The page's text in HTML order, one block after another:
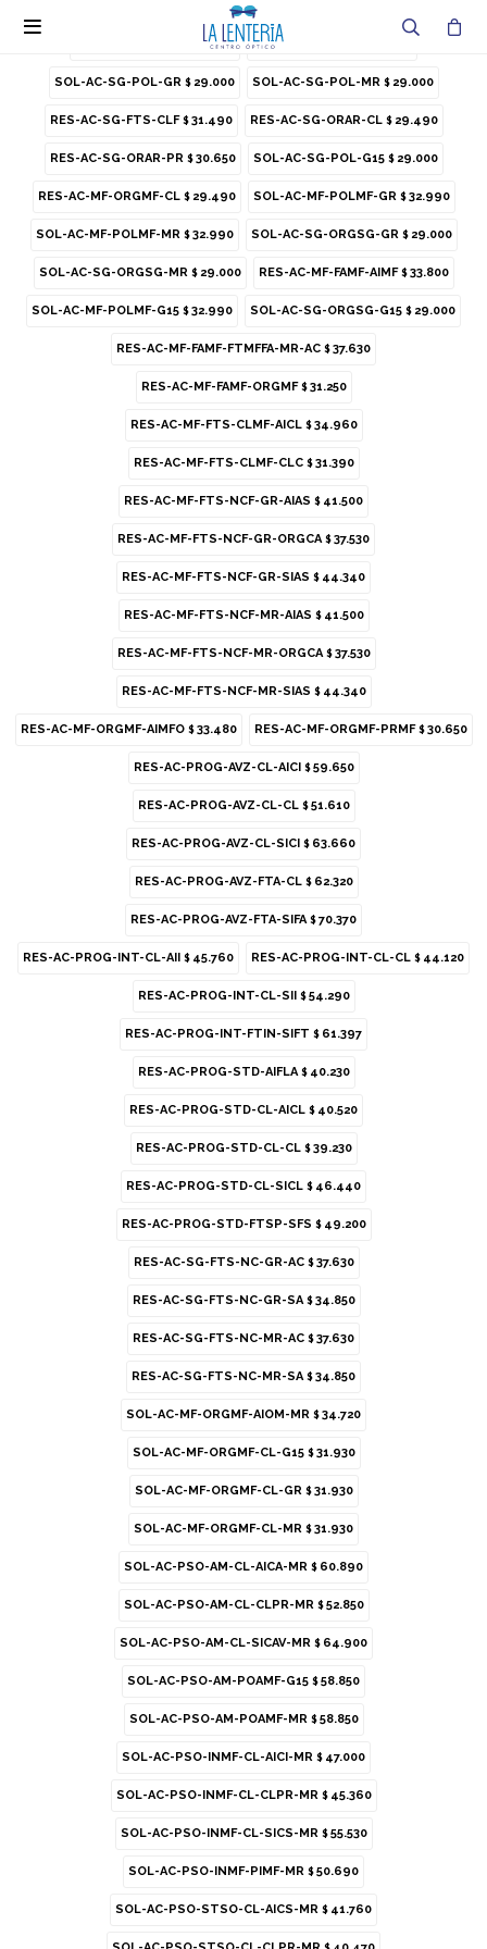

Prada sol SPR 17W - 1AB-5S0
SPR 17W 1AB-5S0
Desde
$ 25.500
$ 24.750
Variantes:
RES-AC-OC-FLAO
34.490 RES-AC-OC-SIOC
SOL-AC-SG-POL-GR $ 29.000 SOL-AC-SG-POL-MR $ 29.000
RES-AC-SG-FTS-CLF $ 31.490 RES-AC-SG-ORAR-CL $ 29.490
RES-AC-SG-ORAR-PR $ 30.650 SOL-AC-SG-POL-G15 $ 29.000
RES-AC-MF-ORGMF-CL $ 29.490 SOL-AC-MF-POLMF-GR $ 32.990
SOL-AC-MF-POLMF-MR $ 32.990 SOL-AC-SG-ORGSG-GR $ 29.000
SOL-AC-SG-ORGSG-MR $ 29.000 RES-AC-MF-FAMF-AIMF $ 33.800
SOL-AC-MF-POLMF-G15 $ 32.990 SOL-AC-SG-ORGSG-G15 $ 29.000
RES-AC-MF-FAMF-FTMFFA-MR-AC $ 37.630
RES-AC-MF-FAMF-ORGMF $ 31.250
RES-AC-MF-FTS-CLMF-AICL $ 34.960
RES-AC-MF-FTS-CLMF-CLC $ 31.390
RES-AC-MF-FTS-NCF-GR-AIAS $ 41.500
RES-AC-MF-FTS-NCF-GR-ORGCA $ 37.530
RES-AC-MF-FTS-NCF-GR-SIAS $ 44.340
RES-AC-MF-FTS-NCF-MR-AIAS $ 41.500
RES-AC-MF-FTS-NCF-MR-ORGCA $ 37.530
RES-AC-MF-FTS-NCF-MR-SIAS $ 44.340
RES-AC-MF-ORGMF-AIMFO $ 33.480 RES-AC-MF-ORGMF-PRMF $ 30.650
RES-AC-PROG-AVZ-CL-AICI $ 59.650
RES-AC-PROG-AVZ-CL-CL $ 51.610
RES-AC-PROG-AVZ-CL-SICI $ 63.660
RES-AC-PROG-AVZ-FTA-CL $ 62.320
RES-AC-PROG-AVZ-FTA-SIFA $ 70.370
RES-AC-PROG-INT-CL-AII $ 45.760 RES-AC-PROG-INT-CL-CL $ 44.120
RES-AC-PROG-INT-CL-SII $ 54.290
RES-AC-PROG-INT-FTIN-SIFT $ 61.397
RES-AC-PROG-STD-AIFLA $ 40.230
RES-AC-PROG-STD-CL-AICL $ 40.520
RES-AC-PROG-STD-CL-CL $ 39.230
RES-AC-PROG-STD-CL-SICL $ 46.440
RES-AC-PROG-STD-FTSP-SFS $ 49.200
RES-AC-SG-FTS-NC-GR-AC $ 37.630
RES-AC-SG-FTS-NC-GR-SA $ 34.850
RES-AC-SG-FTS-NC-MR-AC $ 37.630
RES-AC-SG-FTS-NC-MR-SA $ 34.850
SOL-AC-MF-ORGMF-AIOM-MR $ 34.720
SOL-AC-MF-ORGMF-CL-G15 $ 31.930
SOL-AC-MF-ORGMF-CL-GR $ 31.930
SOL-AC-MF-ORGMF-CL-MR $ 31.930
SOL-AC-PSO-AM-CL-AICA-MR $ 60.890
SOL-AC-PSO-AM-CL-CLPR-MR $ 52.850
SOL-AC-PSO-AM-CL-SICAV-MR $ 64.900
SOL-AC-PSO-AM-POAMF-G15 $ 58.850
SOL-AC-PSO-AM-POAMF-MR $ 58.850
SOL-AC-PSO-INMF-CL-AICI-MR $ 47.000
SOL-AC-PSO-INMF-CL-CLPR-MR $ 45.360
SOL-AC-PSO-INMF-CL-SICS-MR $ 55.530
SOL-AC-PSO-INMF-PIMF-MR $ 50.690
SOL-AC-PSO-STSO-CL-AICS-MR $ 41.760
Métodos y costos de envío
Acetato, Acetato
Productos que te pueden interesar
Prada sol SPR A02 - 17N60B
$ 24.750
Prada sol SPR 65Z - ZVN09T
$
REDES
© Copyright 2026 / La Lenteria